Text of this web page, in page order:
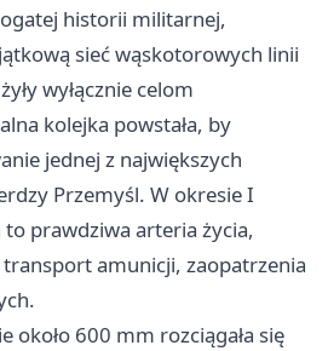
historii militarnej,
sieć wąskotorowych linii
wyłącznie celom
kolejka powstała, by
jednej z największych
Przemyśl. W okresie I
prawdziwa arteria życia,
amunicji, zaopatrzenia
około 600 mm rozciągała się